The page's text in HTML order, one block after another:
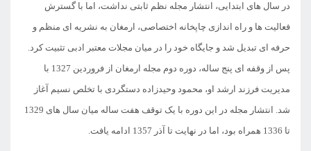
در سال های ابتدایی، انتشار مجله نظم ثابتی نداشت، اما با گسترش
فعالیت ها و راه اندازی چاپخانه اختصاصی، ارمغان به نشریه ای منظم و
حرفه ای تبدیل شد و جایگاه خود را در میان مجلات معتبر ادبی تثبیت کرد.
پس از وقفه ای پنج ساله، دوره دوم مجله ارمغان از فروردین 1327 با
مدیریت فرزند ارشد او، محمود وحیدزاده دستگردی با تخلص نسیم آغاز
شد. انتشار مجله در این دوره با یک توقف هفت ساله میان سال های 1329
تا 1336 همراه بود، اما در نهایت تا آذر 1357 ادامه یافت.